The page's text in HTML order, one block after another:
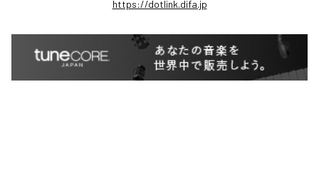
https://dotlink.difa.jp